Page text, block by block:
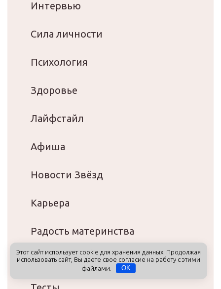
Интервью
Сила личности
Психология
Здоровье
Лайфстайл
Афиша
Новости Звёзд
Карьера
Радость материнства
Тайные знания
Этот сайт использует cookie для хранения данных. Продолжая
использовать сайт, Вы даете свое согласие на работу с этими
файлами.
OK